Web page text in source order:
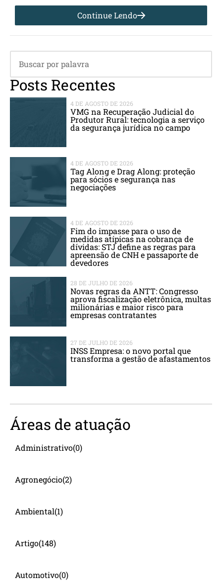
Continue Lendo
Posts Recentes
4 DE AGOSTO DE 2026
VMG na Recuperação Judicial do
Produtor Rural: tecnologia a serviço
da segurança jurídica no campo
4 DE AGOSTO DE 2026
Tag Along e Drag Along: proteção
para sócios e segurança nas
negociações
4 DE AGOSTO DE 2026
Fim do impasse para o uso de
medidas atípicas na cobrança de
dívidas: STJ define as regras para
apreensão de CNH e passaporte de
devedores
28 DE JULHO DE 2026
Novas regras da ANTT: Congresso
aprova fiscalização eletrônica, multas
milionárias e maior risco para
empresas contratantes
27 DE JULHO DE 2026
INSS Empresa: o novo portal que
transforma a gestão de afastamentos
Áreas de atuação
Administrativo(0)
Agronegócio(2)
Ambiental(1)
Artigo(148)
Automotivo(0)